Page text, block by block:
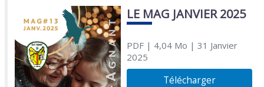
LE MAG JANVIER 2025
PDF| 4,04 Mo | 31 Janvier
2025
Télécharger